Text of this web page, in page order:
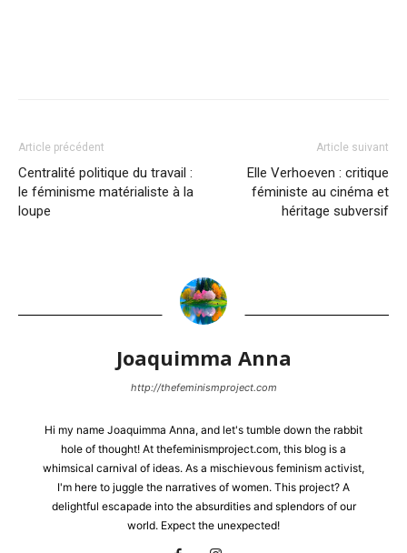
Article précédent
Centralité politique du travail :
le féminisme matérialiste à la
loupe
Article suivant
Elle Verhoeven : critique
féministe au cinéma et
héritage subversif
Joaquimma Anna
http://thefeminismproject.com
Hi my name Joaquimma Anna, and let's tumble down the rabbit
hole of thought! At thefeminismproject.com, this blog is a
whimsical carnival of ideas. As a mischievous feminism activist,
I'm here to juggle the narratives of women. This project? A
delightful escapade into the absurdities and splendors of our
world. Expect the unexpected!